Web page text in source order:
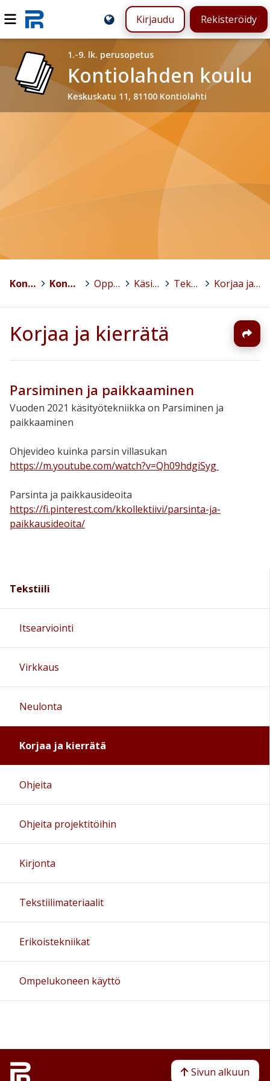
Kirjaudu Rekisteröidy
1.-9. lk. perusopetus
Kontiolahden koulu
Keskuskatu 11, 81100 Kontiolahti
Kontiolahti > Kontiolahden koulu > Oppiaineet > Käsityö > Tekstiili > Korjaa ja kierrätä
Korjaa ja kierrätä
Parsiminen ja paikkaaminen
Vuoden 2021 käsityötekniikka on Parsiminen ja
paikkaaminen
Ohjevideo kuinka parsin villasukan
https://m.youtube.com/watch?v=Qh09hdgiSyg
Parsinta ja paikkausideoita
https://fi.pinterest.com/kkollektiivi/parsinta-ja-
paikkausideoita/
Tekstiili
Itsearviointi
Virkkaus
Neulonta
Korjaa ja kierrätä
Ohjeita
Ohjeita projektitöihin
Kirjonta
Tekstiilimateriaalit
Erikoistekniikat
Ompelukoneen käyttö
Sivun alkuun